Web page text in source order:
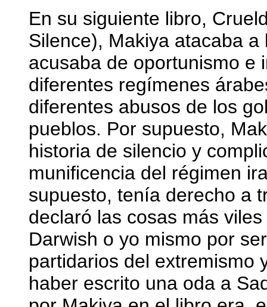
En su siguiente libro,
Silence), Makiya atacaba
acusaba de oportunismo e
diferentes regímenes
diferentes abusos de los
pueblos. Por supuesto,
historia de silencio y
munificencia del régimen
supuesto, tenía derecho a
declaró las cosas más
Darwish o yo mismo por
partidarios del extremismo
haber escrito una oda a